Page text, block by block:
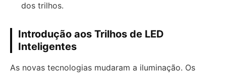
dos trilhos.
Introdução aos Trilhos de LED
Inteligentes
As novas tecnologias mudaram a iluminação. Os